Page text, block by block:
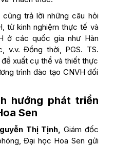
cũng trả lời những câu hỏi
từ kinh nghiệm thực tế và
ở các quốc gia như Hàn
v.v. Đồng thời, PGS. TS.
xuất cụ thể và thiết thực
trình đào tạo CNVH đối
hướng phát triển
Sen
Thị Tịnh, Giám đốc
Đại học Hoa Sen gửi